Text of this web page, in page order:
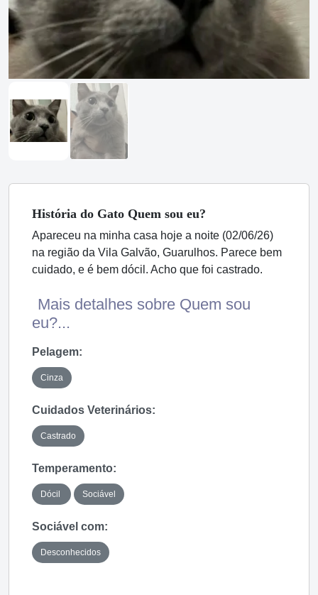
História do Gato Quem sou eu?
Apareceu na minha casa hoje a noite (02/06/26)
na região da Vila Galvão, Guarulhos. Parece bem
cuidado, e é bem dócil. Acho que foi castrado.
Mais detalhes sobre Quem sou
eu?...
Pelagem:
Cinza
Cuidados Veterinários:
Castrado
Temperamento:
Dócil Sociável
Sociável com:
Desconhecidos